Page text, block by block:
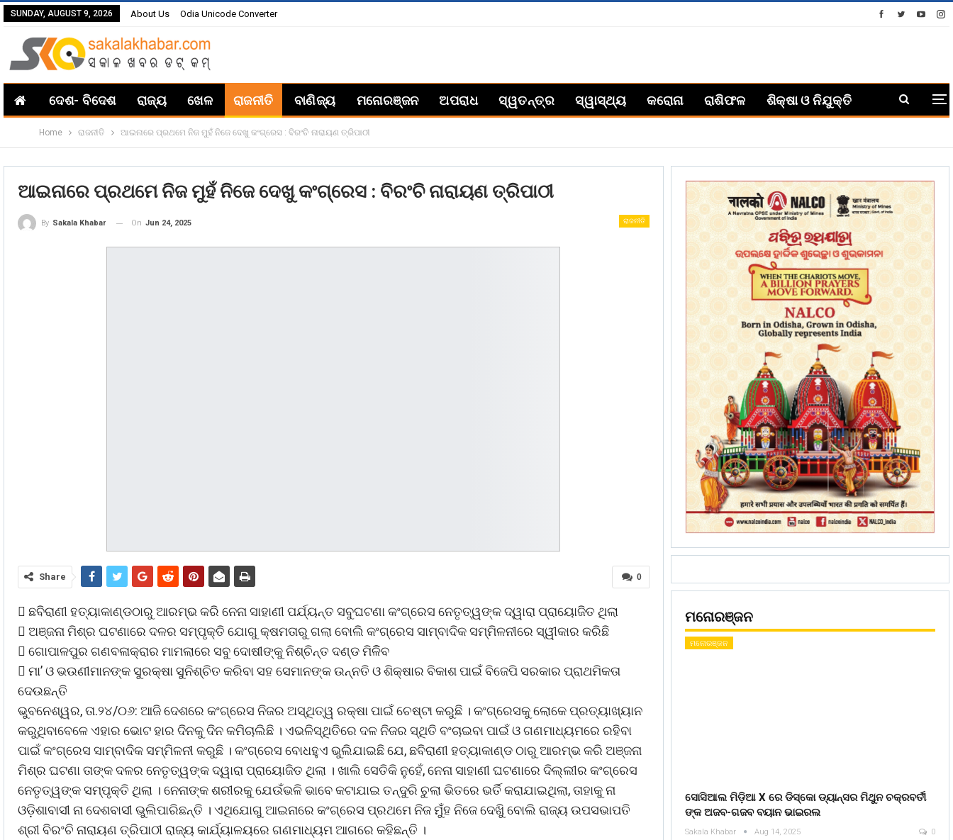
SUNDAY, AUGUST 9, 2026 About Us Odia Unicode Converter
ଦେଶ- ବିଦେଶ ରାଜ୍ୟ ଖେଳ ରାଜନୀତି ବାଣିଜ୍ୟ ମନୋରଞ୍ଜନ ଅପରାଧ ସ୍ୱତନ୍ତ୍ର ସ୍ୱାସ୍ଥ୍ୟ କରୋନା ରାଶିଫଳ ଶିକ୍ଷା ଓ ନିଯୁକ୍ତି
Home ରାଜନୀତି ଆଇନାରେ ପ୍ରଥମେ ନିଜ ମୁହଁ ନିଜେ ଦେଖୁ କଂଗ୍ରେସ : ବିରଂଚି ନାରାୟଣ ତ୍ରିପାଠୀ
ଆଇନାରେ ପ୍ରଥମେ ନିଜ ମୁହଁ ନିଜେ ଦେଖୁ କଂଗ୍ରେସ : ବିରଂଚି ନାରାୟଣ ତ୍ରିପାଠୀ
ରାଜନୀତି
By Sakala Khabar On Jun 24, 2025
0
Share
 ଛବିରାଣୀ ହତ୍ୟାକାଣ୍ଡଠାରୁ ଆରମ୍ଭ କରି ନେନା ସାହାଣୀ ପର୍ଯ୍ୟନ୍ତ ସବୁଘଟଣା କଂଗ୍ରେସ ନେତୃତ୍ୱଙ୍କ ଦ୍ୱାରା ପ୍ରାୟୋଜିତ ଥିଲା
 ଅଞ୍ଜନା ମିଶ୍ର ଘଟଣାରେ ଦଳର ସମ୍ପୃକ୍ତି ଯୋଗୁ କ୍ଷମତାରୁ ଗଲା ବୋଲି କଂଗ୍ରେସ ସାମ୍ବାଦିକ ସମ୍ମିଳନୀରେ ସ୍ୱୀକାର କରିଛି
 ଗୋପାଳପୁର ଗଣବଳାକ୍ରାର ମାମଲାରେ ସବୁ ଦୋଷୀଙ୍କୁ ନିଶ୍ଚିନ୍ତ ଦଣ୍ଡ ମିଳିିବ
 ମା’ ଓ ଭଉଣୀମାନଙ୍କ ସୁରକ୍ଷା ସୁନିଶ୍ଚିତ କରିବା ସହ ସେମାନଙ୍କ ଉନ୍ନତି ଓ ଶିକ୍ଷାର ବିକାଶ ପାଇଁ ବିଜେପି ସରକାର ପ୍ରାଥମିକତା
ଦେଉଛନ୍ତି
ଭୁବନେଶ୍ୱର, ତା.୨୪/୦୬: ଆଜି ଦେଶରେ କଂଗ୍ରେସ ନିଜର ଅସ୍ଥିତ୍ୱ ରକ୍ଷା ପାଇଁ ଚେଷ୍ଟା କରୁଛି । କଂଗ୍ରେସକୁ ଲୋକେ ପ୍ରତ୍ୟାଖ୍ୟାନ
କରୁଥିବାବେଳେ ଏହାର ଭୋଟ ହାର ଦିନକୁ ଦିନ କମିଚାଲିଛି । ଏଭଳିସ୍ଥିତିରେ ଦଳ ନିଜର ସ୍ଥିତି ବଂଚାଇବା ପାଇଁ ଓ ଗଣମାଧ୍ୟମରେ ରହିବା
ପାଇଁ କଂଗ୍ରେସ ସାମ୍ବାଦିକ ସମ୍ମିଳନୀ କରୁଛି । କଂଗ୍ରେସ ବୋଧହୁଏ ଭୁଲିଯାଇଛି ଯେ, ଛବିରାଣୀ ହତ୍ୟାକାଣ୍ଡ ଠାରୁ ଆରମ୍ଭ କରି ଅଞ୍ଜନା
ମିଶ୍ର ଘଟଣା ତାଙ୍କ ଦଳର ନେତୃତ୍ୱଙ୍କ ଦ୍ୱାରା ପ୍ରାୟୋଜିତ ଥିଲା । ଖାଲି ସେତିକି ନୁହେଁ, ନେନା ସାହାଣୀ ଘଟଣାରେ ଦିଲ୍ଲୀର କଂଗ୍ରେସ
ନେତୃତ୍ୱଙ୍କ ସମ୍ପୃକ୍ତି ଥିଲା । ନେନାଙ୍କ ଶରୀରକୁ ଯେଉଁଭଳି ଭାବେ କଟାଯାଇ ତନ୍ଦୁରି ଚୁଲା ଭିତରେ ଭର୍ତି କରାଯାଇଥିଲା, ତାହାକୁ ନା
ଓଡ଼ିଶାବାସୀ ନା ଦେଶବାସୀ ଭୁଲିପାରିଛନ୍ତି । ଏଥିଯୋଗୁ ଆଇନାରେ କଂଗ୍ରେସ ପ୍ରଥମେ ନିଜ ମୁଁହ ନିଜେ ଦେଖିୁ ବୋଲି ରାଜ୍ୟ ଉପସଭାପତି
ଶ୍ରୀ ବିରଂଚି ନାରାୟଣ ତ୍ରିପାଠୀ ରାଜ୍ୟ କାର୍ଯ୍ୟାଳୟରେ ଗଣମାଧ୍ୟମ ଆଗରେ କହିଛନ୍ତି ।
ମନୋରଞ୍ଜନ
ମନୋରଞ୍ଜନ
ସୋସିଆଲ ମିଡ଼ିଆ X ରେ ଡିସ୍କୋ ଡ୍ୟାନ୍ସର ମିଥୁନ ଚକ୍ରବର୍ତୀ
ଙ୍କ ଅଜବ-ଗଜବ ବୟାନ ଭାଇରଲ
Sakala Khabar Aug 14, 2025 0